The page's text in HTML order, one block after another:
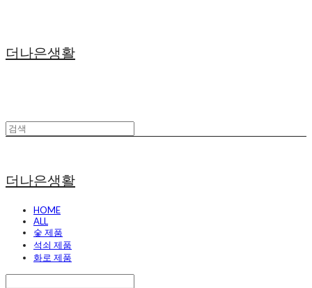
더나은생활
더나은생활
HOME
ALL
숯 제품
석쇠 제품
화로 제품